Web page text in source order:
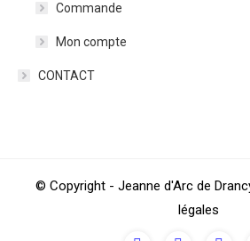
Commande
Mon compte
CONTACT
© Copyright - Jeanne d'Arc de
légales